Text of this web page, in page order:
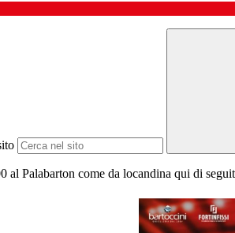
al Palabarton come da locandina qui di